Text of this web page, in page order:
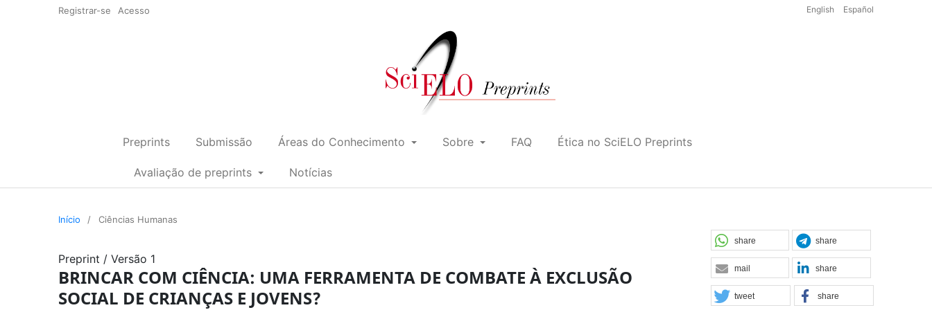
Registrar-se Acesso English Español
Preprints Submissão Áreas do Conhecimento Sobre FAQ Ética no SciELO Preprints
Avaliação de preprints Notícias
Início / Ciências Humanas
Preprint / Versão 1
BRINCAR COM CIÊNCIA: UMA FERRAMENTA DE COMBATE À EXCLUSÃO
SOCIAL DE CRIANÇAS E JOVENS?
share share
mail share
tweet share